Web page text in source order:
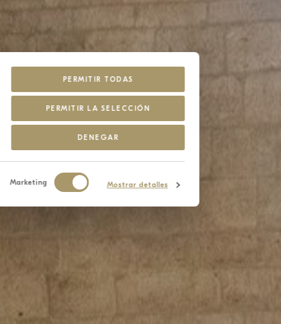
Marketing Mostrar detalles
PERMITIR TODAS
PERMITIR LA SELECCIÓN
DENEGAR